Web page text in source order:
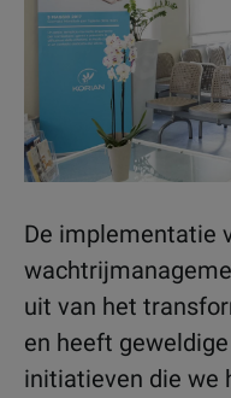
De implementatie
uit van het
en heeft
initiatieven die we